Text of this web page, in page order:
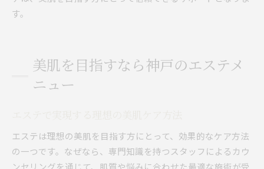
す。
美肌を目指すなら神戸のエステメ
ニュー
エステは理想の美肌を目指す方にとって、効果的なケア方法
の一つです。なぜなら、専門知識を持つスタッフによるカウ